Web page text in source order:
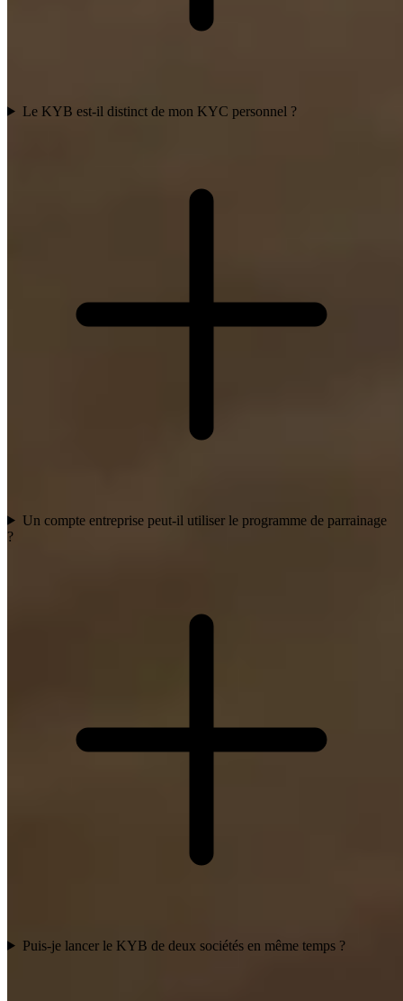
Le KYB est-il distinct de mon KYC personnel ?
Un compte entreprise peut-il utiliser le programme de parrainage
?
Puis-je lancer le KYB de deux sociétés en même temps ?